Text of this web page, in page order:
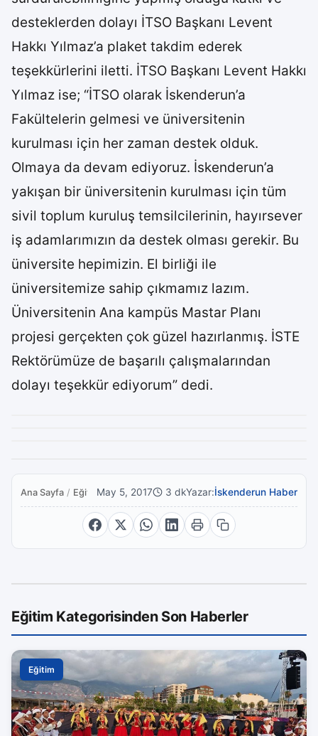
desteklerden dolayı İTSO Başkanı Levent
Hakkı Yılmaz’a plaket takdim ederek
teşekkürlerini iletti. İTSO Başkanı Levent Hakkı
Yılmaz ise; “İTSO olarak İskenderun’a
Fakültelerin gelmesi ve üniversitenin
kurulması için her zaman destek olduk.
Olmaya da devam ediyoruz. İskenderun’a
yakışan bir üniversitenin kurulması için tüm
sivil toplum kuruluş temsilcilerinin, hayırsever
iş adamlarımızın da destek olması gerekir. Bu
üniversite hepimizin. El birliği ile
üniversitemize sahip çıkmamız lazım.
Üniversitenin Ana kampüs Mastar Planı
projesi gerçekten çok güzel hazırlanmış. İSTE
Rektörümüze de başarılı çalışmalarından
dolayı teşekkür ediyorum” dedi.
Ana Sayfa / EğitimMay 5, 2017 3 dkYazar:İskenderun Haber
Eğitim Kategorisinden Son Haberler
Eğitim